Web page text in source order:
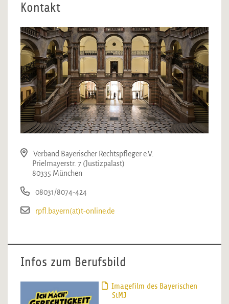
Kontakt
Verband Bayerischer Rechtspfleger e.V.
Prielmayerstr. 7 (Justizpalast)
80335 München
08031/8074-424
rpfl.bayern(at)t-online.de
Infos zum Berufsbild
Imagefilm des Bayerischen
StMJ